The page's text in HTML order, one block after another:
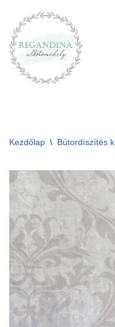
Skip
to
content
Kezdőlap \ Bútordíszítés